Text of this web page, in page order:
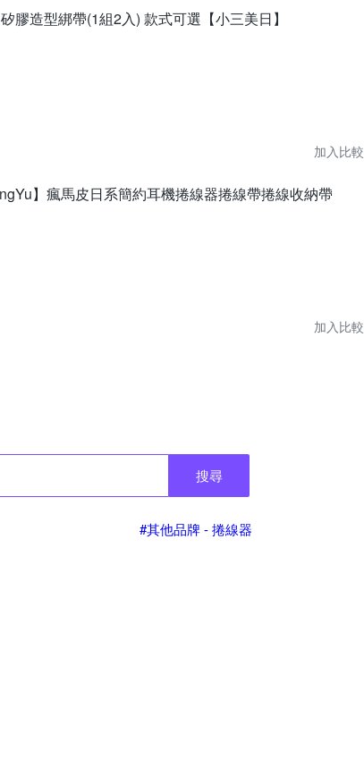
膠造型綁帶(1組2入) 款式可選【小三美日】
加入比較
】瘋馬皮日系簡約耳機捲線器捲線帶捲線收納帶
加入比較
搜尋
#其他品牌 - 捲線器